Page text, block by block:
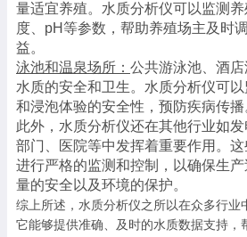
量适宜养殖。水质分析仪可以监测
度、 pH等参数，帮助养殖场主及时
益。
泳池和温泉场所： 公共游泳池、酒
水质的安全和卫生。水质分析仪可
和浸泡体验的安全性，预防疾病传播
此外，水质分析仪还在其他行业如
部门、医院等中发挥着重要作用。
进行严格的监测和控制，以确保生
量的安全以及环境的保护。
综上所述，水质分析仪之所以在众多行业
它能够提供准确、及时的水质数据支持，